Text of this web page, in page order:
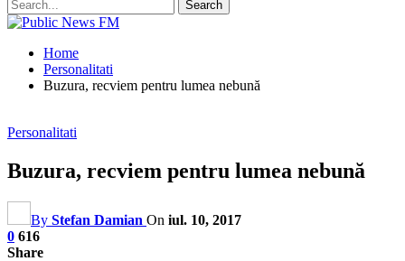
Home
Personalitati
Buzura, recviem pentru lumea nebună
Personalitati
Buzura, recviem pentru lumea nebună
By Stefan Damian On iul. 10, 2017
0 616
Share